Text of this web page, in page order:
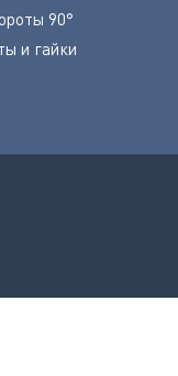
90°
и гайки